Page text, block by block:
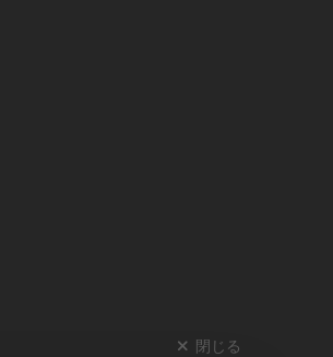
閉じる